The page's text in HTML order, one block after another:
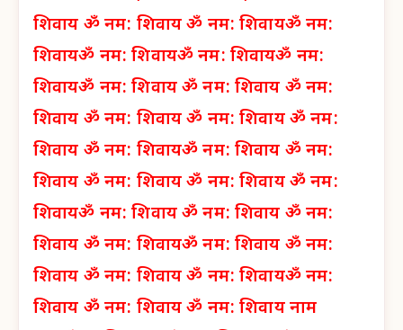
शिवाय ॐ नम: शिवाय ॐ नम: शिवायॐ नम:
शिवायॐ नम: शिवायॐ नम: शिवायॐ नम:
शिवायॐ नम: शिवायॐ नम: शिवाय ॐ नम:
शिवाय ॐ नम: शिवाय ॐ नम: शिवायॐ नम:
शिवाय ॐ नम: शिवायॐ नम: शिवाय ॐ नम:
शिवाय ॐ नम: शिवाय ॐ नम: शिवायॐ नम:
शिवायॐ नम: शिवायॐ नम: शिवाय ॐ नम:
शिवाय ॐ नम: शिवायॐ नम: शिवाय ॐ नम:
शिवाय ॐ नम: शिवाय ॐ नम: शिवायॐ नम:
शिवाय ॐ नम: शिवाय ॐ नम: शिवाय नाम